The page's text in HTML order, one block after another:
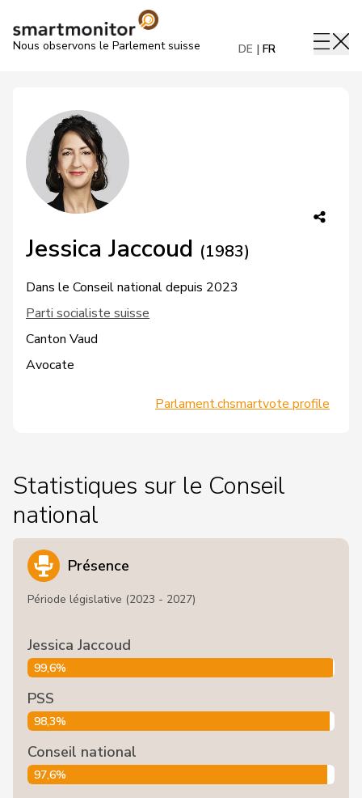
Nous observons le Parlement suisse DE FR
Jessica Jaccoud (1983)
Dans le Conseil national depuis 2023
Parti socialiste suisse
Canton Vaud
Avocate
Parlament.chsmartvote profile
Statistiques sur le Conseil
national
Présence
Période législative (2023 - 2027)
Jessica Jaccoud
99,6%
PSS
98,3%
Conseil national
97,6%